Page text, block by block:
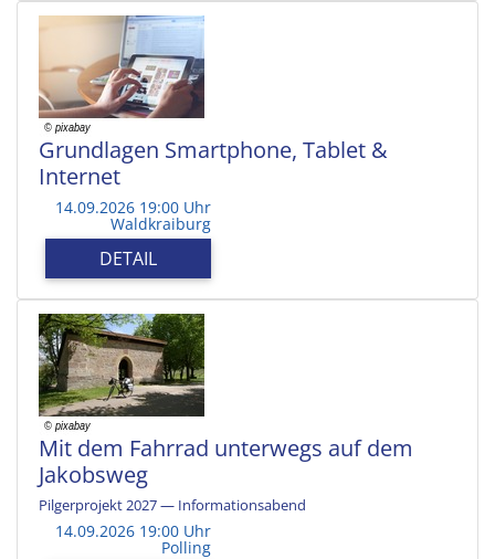
Grundlagen Smartphone, Tablet &
Internet
14.09.2026 19:00 Uhr
Waldkraiburg
DETAIL
Mit dem Fahrrad unterwegs auf dem
Jakobsweg
Pilgerprojekt 2027 — Informationsabend
14.09.2026 19:00 Uhr
Polling